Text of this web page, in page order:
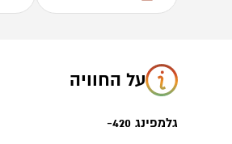
על החוויה
גלמפינג 420-